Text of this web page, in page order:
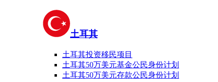
土耳其
土耳其投资移民项目
土耳其50万美元基金公民身份计划
土耳其50万美元存款公民身份计划